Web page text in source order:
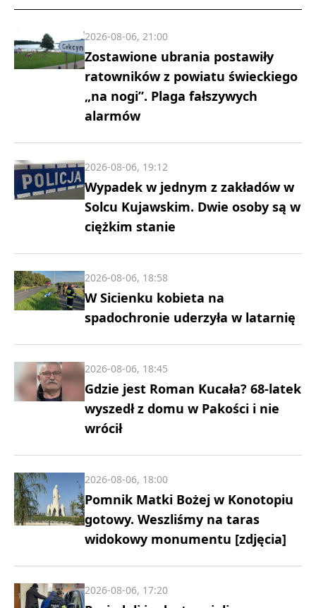
Zostawione ubrania postawiły
ratowników z powiatu świeckiego
„na nogi”. Plaga fałszywych
alarmów
2026-08-06, 21:00
Wypadek w jednym z zakładów w
Solcu Kujawskim. Dwie osoby są w
ciężkim stanie
2026-08-06, 19:12
W Sicienku kobieta na
spadochronie uderzyła w latarnię
2026-08-06, 18:58
Gdzie jest Roman Kucała? 68-latek
wyszedł z domu w Pakości i nie
wrócił
2026-08-06, 18:45
Pomnik Matki Bożej w Konotopiu
gotowy. Weszliśmy na taras
widokowy monumentu [zdjęcia]
2026-08-06, 18:00
2026-08-06, 17:20